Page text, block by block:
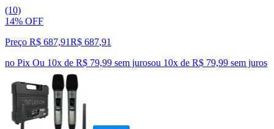
(10)
14% OFF
Preço R$ 687,91R$ 687,91
no Pix Ou 10x de R$ 79,99 sem jurosou 10x de R$ 79,99 sem juros